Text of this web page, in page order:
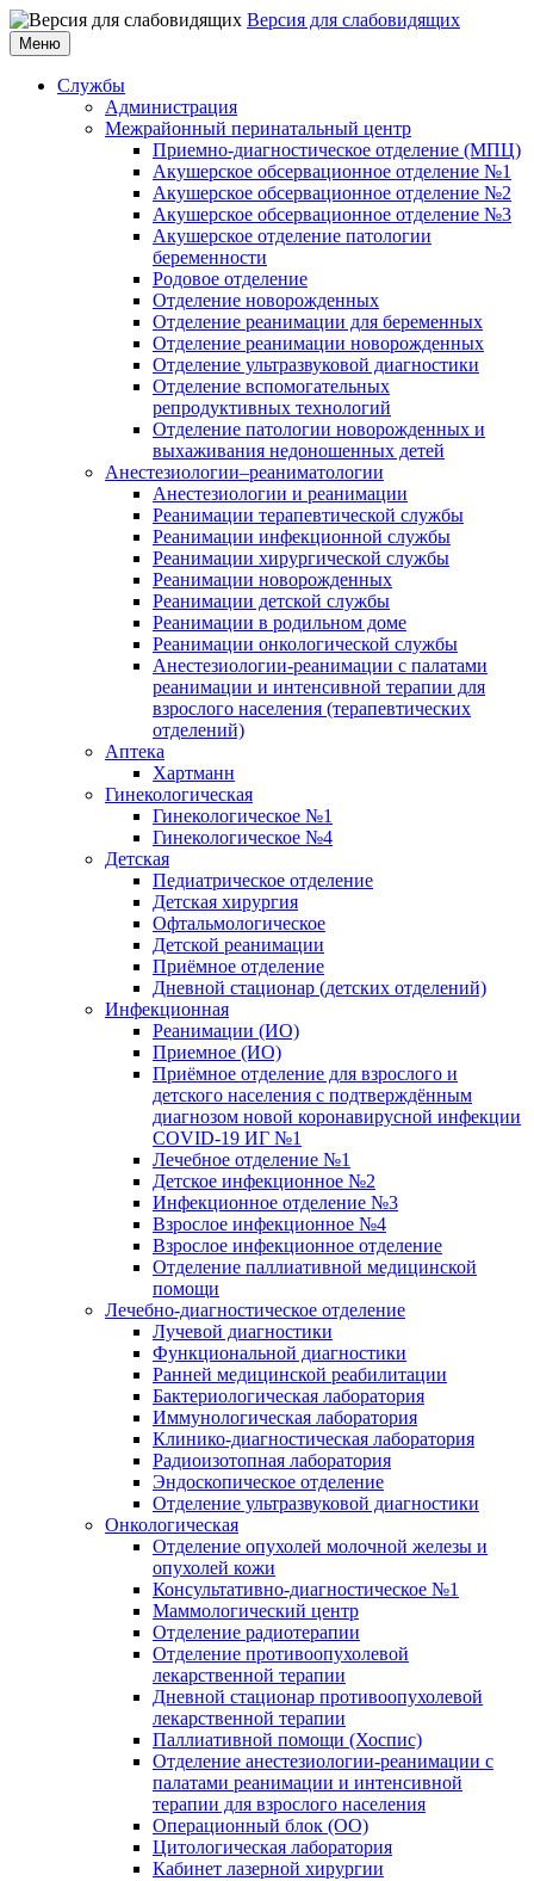
Версия для слабовидящих
Меню
Службы
Администрация
Межрайонный перинатальный центр
Приемно-диагностическое отделение (МПЦ)
Акушерское обсервационное отделение №1
Акушерское обсервационное отделение №2
Акушерское обсервационное отделение №3
Акушерское отделение патологии
беременности
Родовое отделение
Отделение новорожденных
Отделение реанимации для беременных
Отделение реанимации новорожденных
Отделение ультразвуковой диагностики
Отделение вспомогательных
репродуктивных технологий
Отделение патологии новорожденных и
выхаживания недоношенных детей
Анестезиологии–реаниматологии
Анестезиологии и реанимации
Реанимации терапевтической службы
Реанимации инфекционной службы
Реанимации хирургической службы
Реанимации новорожденных
Реанимации детской службы
Реанимации в родильном доме
Реанимации онкологической службы
Анестезиологии-реанимации с палатами
реанимации и интенсивной терапии для
взрослого населения (терапевтических
отделений)
Аптека
Хартманн
Гинекологическая
Гинекологическое №1
Гинекологическое №4
Детская
Педиатрическое отделение
Детская хирургия
Офтальмологическое
Детской реанимации
Приёмное отделение
Дневной стационар (детских отделений)
Инфекционная
Реанимации (ИО)
Приемное (ИО)
Приёмное отделение для взрослого и
детского населения с подтверждённым
диагнозом новой коронавирусной инфекции
COVID-19 ИГ №1
Лечебное отделение №1
Детское инфекционное №2
Инфекционное отделение №3
Взрослое инфекционное №4
Взрослое инфекционное отделение
Отделение паллиативной медицинской
помощи
Лечебно-диагностическое отделение
Лучевой диагностики
Функциональной диагностики
Ранней медицинской реабилитации
Бактериологическая лаборатория
Иммунологическая лаборатория
Клинико-диагностическая лаборатория
Радиоизотопная лаборатория
Эндоскопическое отделение
Отделение ультразвуковой диагностики
Онкологическая
Отделение опухолей молочной железы и
опухолей кожи
Консультативно-диагностическое №1
Маммологический центр
Отделение радиотерапии
Отделение противоопухолевой
лекарственной терапии
Дневной стационар противоопухолевой
лекарственной терапии
Паллиативной помощи (Хоспис)
Отделение анестезиологии-реанимации с
палатами реанимации и интенсивной
терапии для взрослого населения
Операционный блок (ОО)
Цитологическая лаборатория
Кабинет лазерной хирургии